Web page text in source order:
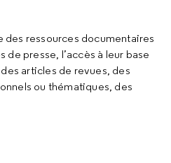
des ressources documentaires
presse, l’accès à leur base
articles de revues, des
ou thématiques, des